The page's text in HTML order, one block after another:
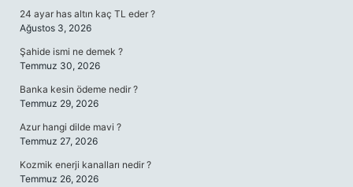
24 ayar has altın kaç TL eder ?
Ağustos 3, 2026
Şahide ismi ne demek ?
Temmuz 30, 2026
Banka kesin ödeme nedir ?
Temmuz 29, 2026
Azur hangi dilde mavi ?
Temmuz 27, 2026
Kozmik enerji kanalları nedir ?
Temmuz 26, 2026